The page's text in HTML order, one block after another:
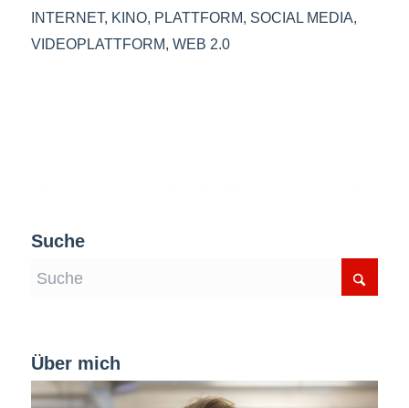
INTERNET, KINO, PLATTFORM, SOCIAL MEDIA,
VIDEOPLATTFORM, WEB 2.0
Suche
Über mich